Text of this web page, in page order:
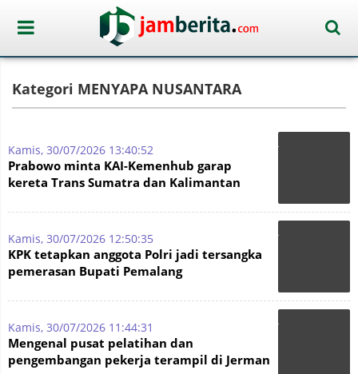
Kategori MENYAPA NUSANTARA
Kamis, 30/07/2026 13:40:52
Prabowo minta KAI-Kemenhub garap
kereta Trans Sumatra dan Kalimantan
Kamis, 30/07/2026 12:50:35
KPK tetapkan anggota Polri jadi tersangka
pemerasan Bupati Pemalang
Kamis, 30/07/2026 11:44:31
Mengenal pusat pelatihan dan
pengembangan pekerja terampil di Jerman